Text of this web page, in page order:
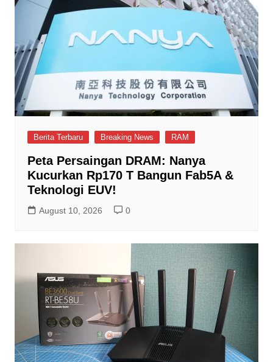
Berita Terbaru Breaking News RAM
Peta Persaingan DRAM: Nanya
Kucurkan Rp170 T Bangun Fab5A &
Teknologi EUV!
August 10, 2026 0